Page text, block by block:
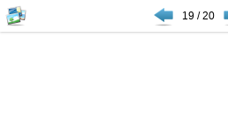
19 / 20